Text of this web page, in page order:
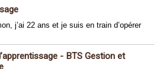
j’ai 22 ans et je suis en train d’opérer
- BTS Gestion et